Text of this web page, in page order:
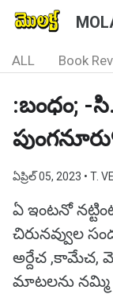
ALL Book
:బంధం;
ఏప్రిల్ 05, 2023 • T.
ఏ ఇంటనో
చిరునవ్వుల
అర్దేచ
మాటలను నమ్మి